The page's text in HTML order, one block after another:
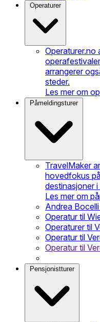
Operaturer
Operaturer.no
arrangerer
steder.
Les mer om
Påmeldingsturer
TravelMaker
hovedfokus
destinasjoner
Les mer om
Andrea
Operatur til
Operaturer til
Operatur til
Operatur til
Pensjonistturer